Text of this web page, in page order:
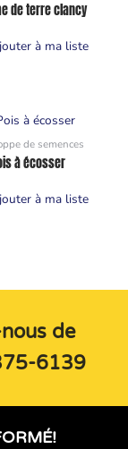
de terre clancy
à ma liste
de semences
à écosser
à ma liste
de
6139